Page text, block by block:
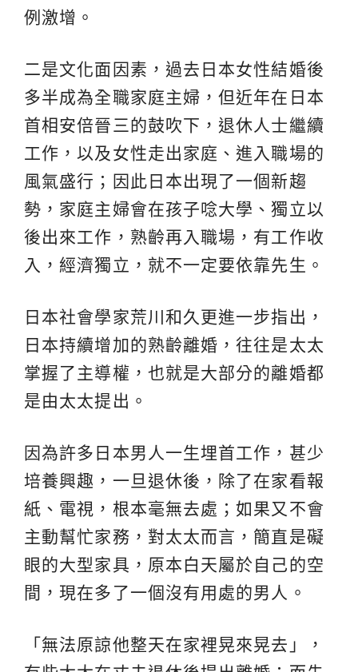
例激增。
二是文化面因素，過去日本女性結婚後
多半成為全職家庭主婦，但近年在日本
首相安倍晉三的鼓吹下，退休人士繼續
工作，以及女性走出家庭、進入職場的
風氣盛行；因此日本出現了一個新趨
勢，家庭主婦會在孩子唸大學、獨立以
後出來工作，熟齡再入職場，有工作收
入，經濟獨立，就不一定要依靠先生。
日本社會學家荒川和久更進一步指出，
日本持續增加的熟齡離婚，往往是太太
掌握了主導權，也就是大部分的離婚都
是由太太提出。
因為許多日本男人一生埋首工作，甚少
培養興趣，一旦退休後，除了在家看報
紙、電視，根本毫無去處；如果又不會
主動幫忙家務，對太太而言，簡直是礙
眼的大型家具，原本白天屬於自己的空
間，現在多了一個沒有用處的男人。
「無法原諒他整天在家裡晃來晃去」，